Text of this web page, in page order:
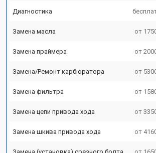
Диагностика
Замена масла от
Замена праймера от
Замена/Pемонт карбюратора от
Замена фильтра от
Замена цепи привода хода от
Замена шкива привода хода от
Замена (установка) срезного болта от